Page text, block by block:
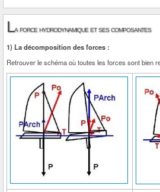
La force hydrodynamique et ses composantes
1) La décomposition des forces :
Retrouver le schéma où toutes les forces sont bien